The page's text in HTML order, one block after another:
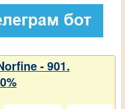
- 901.